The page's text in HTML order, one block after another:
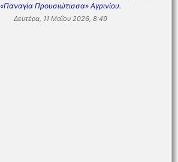
«Παναγία Προυσιώτισσα» Αγρινίου.
Δευτέρα, 11 Μαΐου 2026, 8:49